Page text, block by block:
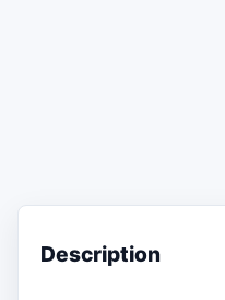
Description